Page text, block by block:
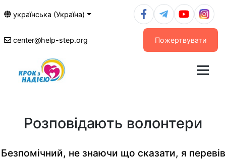
українська (Україна)
center@help-step.org Пожертвувати
Розповідають волонтери
Безпомічний, не знаючи що сказати, я перевів